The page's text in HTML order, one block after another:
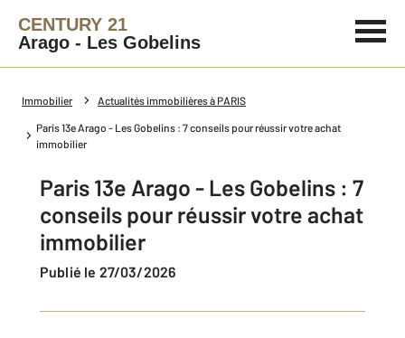
CENTURY 21
Arago - Les Gobelins
Immobilier Actualités immobilières à PARIS
Paris 13e Arago - Les Gobelins : 7 conseils pour réussir votre achat
immobilier
Paris 13e Arago - Les Gobelins : 7
conseils pour réussir votre achat
immobilier
Publié le 27/03/2026